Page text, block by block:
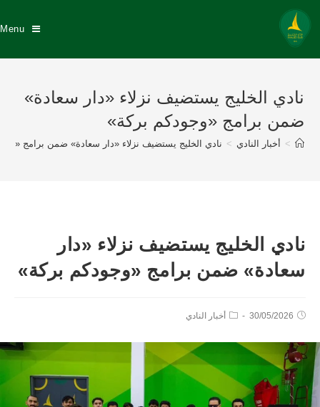
Menu
نادي الخليج يستضيف نزلاء «دار سعادة»
ضمن برامج «وجودكم بركة»
> أخبار النادي > نادي الخليج يستضيف نزلاء «دار سعادة» ضمن برامج
نادي الخليج يستضيف نزلاء «دار
سعادة» ضمن برامج «وجودكم بركة»
30/05/2026 أخبار النادي